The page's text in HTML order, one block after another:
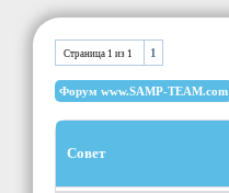
Страница 1 из 1 1
Форум www.SAMP-TEAM.com
Совет